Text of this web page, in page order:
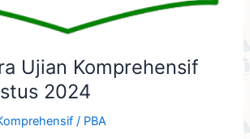
Ujian Komprehensif
2024
/ PBA